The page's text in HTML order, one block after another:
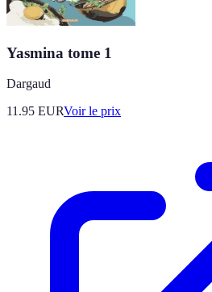
Yasmina tome 1
Dargaud
11.95 EURVoir le prix